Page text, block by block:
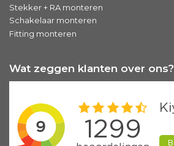
Stekker + RA monteren
Schakelaar monteren
Fitting monteren
Wat zeggen klanten over ons?